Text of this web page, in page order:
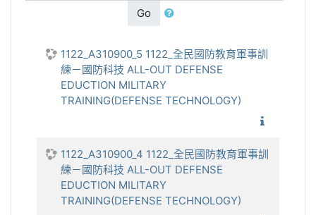
Go
1122_A310900_5 1122_全民國防教育軍事訓
練－國防科技 ALL-OUT DEFENSE
EDUCTION MILITARY
TRAINING(DEFENSE TECHNOLOGY)
1122_A310900_4 1122_全民國防教育軍事訓
練－國防科技 ALL-OUT DEFENSE
EDUCTION MILITARY
TRAINING(DEFENSE TECHNOLOGY)